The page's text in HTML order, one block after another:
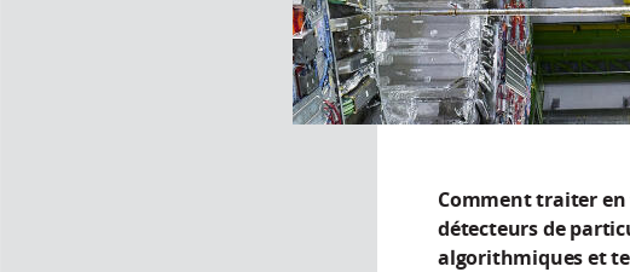
Comment traiter en
détecteurs de
algorithmiques et